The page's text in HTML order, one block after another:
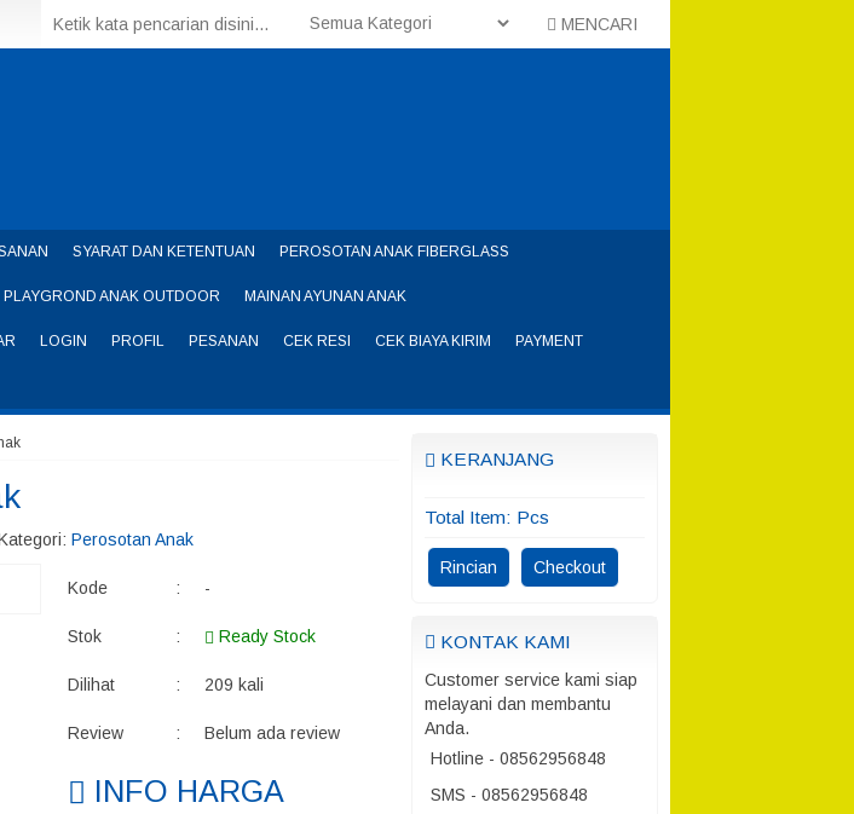
MENCARI
SYARAT DAN KETENTUAN PEROSOTAN ANAK FIBERGLASS
PLAYGROND ANAK OUTDOOR MAINAN AYUNAN ANAK
LOGIN PROFIL PESANAN CEK RESI CEK BIAYA KIRIM PAYMENT
Perosotan Anak
Kode : -
Stok : Ready Stock
Dilihat : 209 kali
Review : Belum ada review
INFO HARGA
KERANJANG
Total Item: Pcs
Rincian Checkout
KONTAK KAMI
Customer service kami siap
melayani dan membantu
Anda.
Hotline - 08562956848
SMS - 08562956848